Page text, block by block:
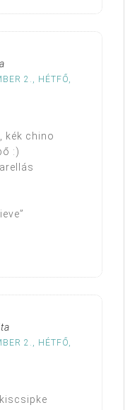
2., HÉTFŐ,
kék chino
:)
2., HÉTFŐ,